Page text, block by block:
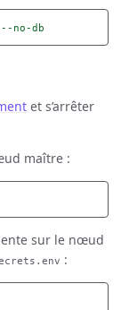
--no-db
et s’arrêter
maître :
sur le nœud
: